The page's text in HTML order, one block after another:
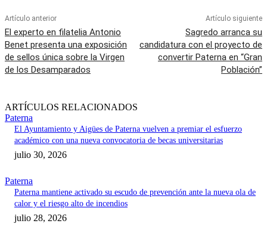
Artículo anterior
El experto en filatelia Antonio
Benet presenta una exposición
de sellos única sobre la Virgen
de los Desamparados
Artículo siguiente
Sagredo arranca su
candidatura con el proyecto de
convertir Paterna en “Gran
Población”
ARTÍCULOS RELACIONADOS
Paterna
El Ayuntamiento y Aigües de Paterna vuelven a premiar el esfuerzo
académico con una nueva convocatoria de becas universitarias
julio 30, 2026
Paterna
Paterna mantiene activado su escudo de prevención ante la nueva ola de
calor y el riesgo alto de incendios
julio 28, 2026